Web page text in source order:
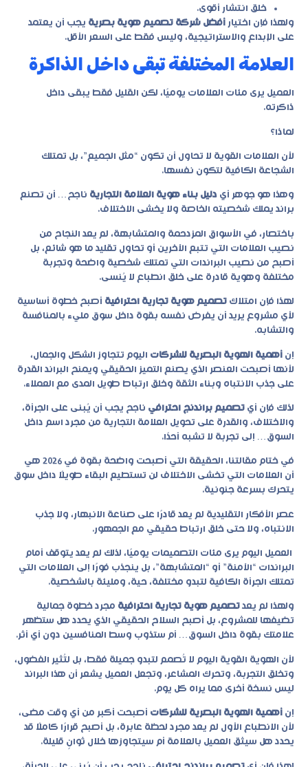
خلق انتشار أقوى.
ولهذا فإن اختيار أفضل شركة تصميم هوية بصرية يجب أن يعتمد
على الإبداع والاستراتيجية، وليس فقط على السعر الأقل.
العلامة المختلفة تبقى داخل الذاكرة
العميل يرى مئات العلامات يوميًا، لكن القليل فقط يبقى داخل
ذاكرته.
لماذا؟
لأن العلامات القوية لا تحاول أن تكون “مثل الجميع”، بل تمتلك
الشجاعة الكافية لتكون نفسها.
وهذا هو جوهر أي دليل بناء هوية العلامة التجارية ناجح… أن تصنع
براند يملك شخصيته الخاصة ولا يخشى الاختلاف.
باختصار، في الأسواق المزدحمة والمتشابهة، لم يعد النجاح من
نصيب العلامات التي تتبع الآخرين أو تحاول تقليد ما هو شائع، بل
أصبح من نصيب البراندات التي تمتلك شخصية واضحة وتجربة
مختلفة وهوية قادرة على خلق انطباع لا يُنسى.
لهذا فإن امتلاك تصميم هوية تجارية احترافية أصبح خطوة أساسية
لأي مشروع يريد أن يفرض نفسه بقوة داخل سوق مليء بالمنافسة
والتشابه.
إن أهمية الهوية البصرية للشركات اليوم تتجاوز الشكل والجمال،
لأنها أصبحت العنصر الذي يصنع التميز الحقيقي ويمنح البراند القدرة
على جذب الانتباه وبناء الثقة وخلق ارتباط طويل المدى مع العملاء.
لذلك فإن أي تصميم براندنج احترافي ناجح يجب أن يُبنى على الجرأة،
والاختلاف، والقدرة على تحويل العلامة التجارية من مجرد اسم داخل
السوق… إلى تجربة لا تشبه أحدًا.
في ختام مقالتنا، الحقيقة التي أصبحت واضحة بقوة في 2026 هي
أن العلامات التي تخشى الاختلاف لن تستطيع البقاء طويلًا داخل سوق
يتحرك بسرعة جنونية.
عصر الأفكار التقليدية لم يعد قادرًا على صناعة الانبهار، ولا جذب
الانتباه، ولا حتى خلق ارتباط حقيقي مع الجمهور.
العميل اليوم يرى مئات التصميمات يوميًا، لذلك لم يعد يتوقف أمام
البراندات “الآمنة” أو “المتشابهة”، بل ينجذب فورًا إلى العلامات التي
تمتلك الجرأة الكافية لتبدو مختلفة، حية، ومليئة بالشخصية.
ولهذا لم يعد تصميم هوية تجارية احترافية مجرد خطوة جمالية
تضيفها للمشروع، بل أصبح السلاح الحقيقي الذي يحدد هل ستظهر
علامتك بقوة داخل السوق… أم ستذوب وسط المنافسين دون أي أثر.
لأن الهوية القوية اليوم لا تُصمم لتبدو جميلة فقط، بل لتُثير الفضول،
وتخلق التجربة، وتحرك المشاعر، وتجعل العميل يشعر أن هذا البراند
ليس نسخة أخرى مما يراه كل يوم.
إن أهمية الهوية البصرية للشركات أصبحت أكبر من أي وقت مضى،
لأن الانطباع الأول لم يعد مجرد لحظة عابرة، بل أصبح قرارًا كاملًا قد
يحدد هل سيثق العميل بالعلامة أم سيتجاوزها خلال ثوانٍ قليلة.